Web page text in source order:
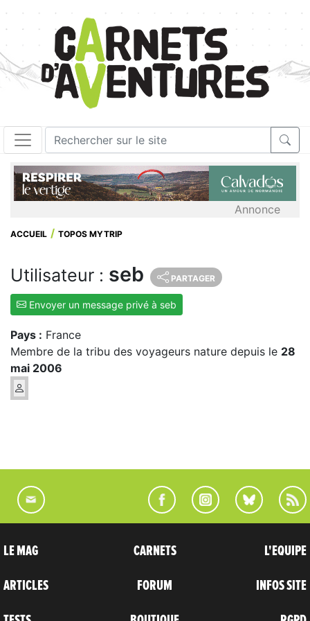
Annonce
ACCUEIL TOPOS MYTRIP
Utilisateur : seb PARTAGER
Envoyer un message privé à seb
Pays : France
Membre de la tribu des voyageurs nature depuis le 28
mai 2006
LE MAG
ARTICLES
CARNETS
FORUM
L'EQUIPE
INFOS SITE